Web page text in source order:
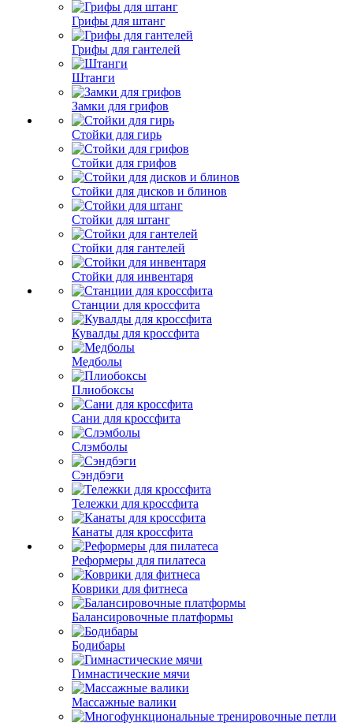
Грифы для штанг
Грифы для гантелей
Штанги
Замки для грифов
Стойки для гирь
Стойки для грифов
Стойки для дисков и блинов
Стойки для штанг
Стойки для гантелей
Стойки для инвентаря
Станции для кроссфита
Кувалды для кроссфита
Медболы
Плиобоксы
Сани для кроссфита
Слэмболы
Сэндбэги
Тележки для кроссфита
Канаты для кроссфита
Реформеры для пилатеса
Коврики для фитнеса
Балансировочные платформы
Бодибары
Гимнастические мячи
Массажные валики